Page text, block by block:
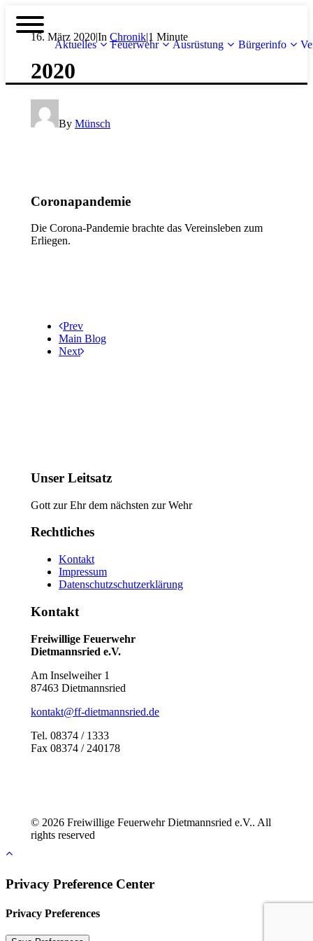
Aktuelles Feuerwehr Ausrüstung Bürgerinfo
16. März 2020|In Chronik|1 Minute
2020
By Münsch
Coronapandemie
Die Corona-Pandemie brachte das Vereinsleben zum
Erliegen.
Prev
Main Blog
Next
Unser Leitsatz
Gott zur Ehr dem nächsten zur Wehr
Rechtliches
Kontakt
Impressum
Datenschutzschutzerklärung
Kontakt
Freiwillige Feuerwehr
Dietmannsried e.V.
Am Inselweiher 1
87463 Dietmannsried
kontakt@ff-dietmannsried.de
Tel. 08374 / 1333
Fax 08374 / 240178
© 2026 Freiwillige Feuerwehr Dietmannsried e.V.. All
rights reserved
Privacy Preference Center
Privacy Preferences